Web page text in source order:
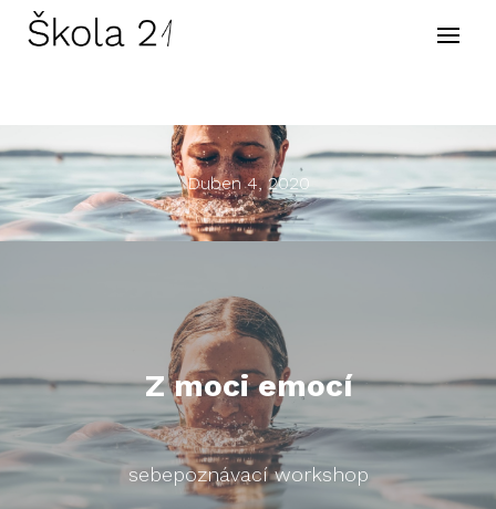
Duben 4, 2020
Z moci emocí
sebepoznávací workshop